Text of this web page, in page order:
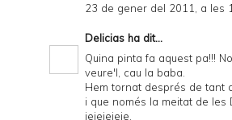
23 de gener del 2011, a les
Delicias ha dit...
Quina pinta fa aquest pa!!!
veure'l, cau la baba.
Hem tornat després de tant
i que només la meitat de les
jejejejeje.